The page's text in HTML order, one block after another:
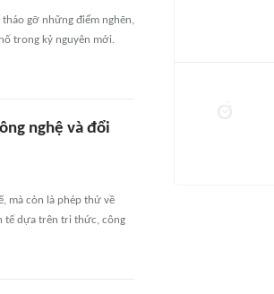
gỡ những điểm nghẽn,
trong kỷ nguyên mới.
nghệ và đổi
mà còn là phép thử về
tế dựa trên tri thức, công